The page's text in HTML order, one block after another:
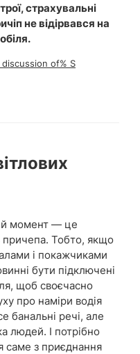
страхувальні
не відірвався на
of% S
момент — це
причепа. Тобто, якщо
і покажчиками
бути підключені
щоб своєчасно
про наміри водія
банальні речі, але
людей. І потрібно
саме з приєднання